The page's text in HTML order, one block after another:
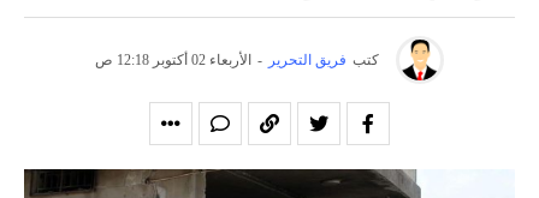
كتب فريق التحرير - الأربعاء 02 أكتوبر 12:18 ص